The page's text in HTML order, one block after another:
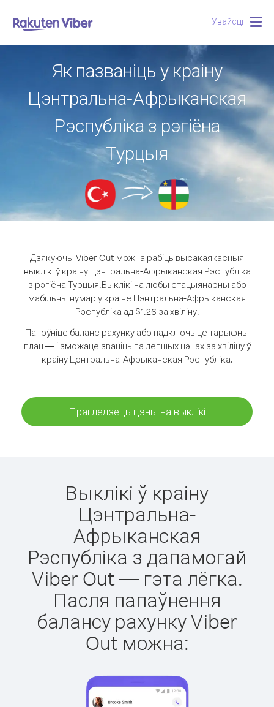
Увайсці
Як пазваніць у краіну
Цэнтральна-Афрыканская
Рэспубліка з рэгіёна
Турцыя
Дзякуючы Viber Out можна рабіць высакаякасныя
выклікі ў краіну Цэнтральна-Афрыканская Рэспубліка
з рэгіёна Турцыя.Выклікі на любы стацыянарны або
мабільны нумар у краіне Цэнтральна-Афрыканская
Рэспубліка ад $1.26 за хвіліну.
Папоўніце баланс рахунку або падключыце тарыфны
план — і зможаце званіць па лепшых цэнах за хвіліну ў
краіну Цэнтральна-Афрыканская Рэспубліка.
Прагледзець цэны на выклікі
Выклікі ў краіну
Цэнтральна-
Афрыканская
Рэспубліка з дапамогай
Viber Out — гэта лёгка.
Пасля папаўнення
балансу рахунку Viber
Out можна: